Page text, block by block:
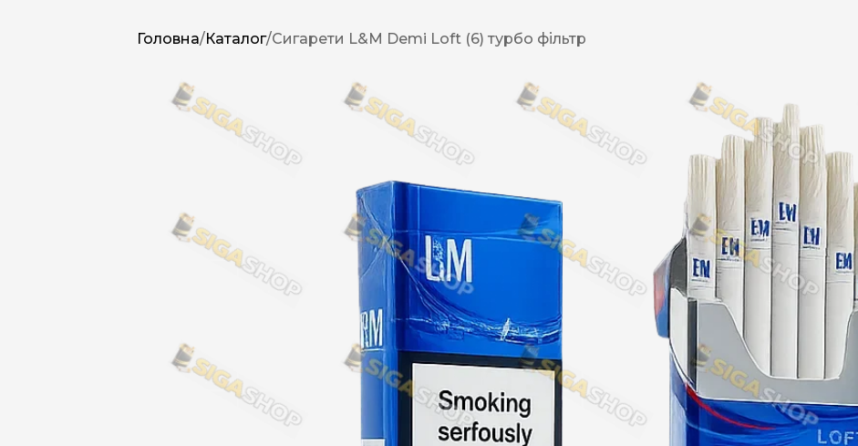
Palermo
Прилуки
Winston
RICHMOND
Parliament
Lucky Strike
Прима
Rothmans
Camel
Monte Carlo
Головна/Каталог/Сигарети L&M Demi Loft (6) турбо фільтр